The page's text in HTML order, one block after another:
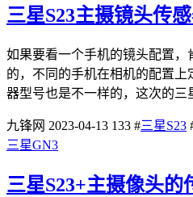
三星S23主摄镜头传
如果要看一个手机的镜头配置，
的，不同的手机在相机的配置
器型号也是不一样的，这次的三
九锋网 2023-04-13 133 #三星S23
三星GN3
三星S23+主摄像头